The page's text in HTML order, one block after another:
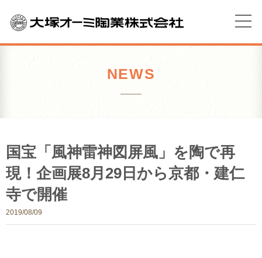
NEWS
国宝「風神雷神図屏風」を陶で再
現！企画展8月29日から京都・建仁
寺で開催
2019/08/09